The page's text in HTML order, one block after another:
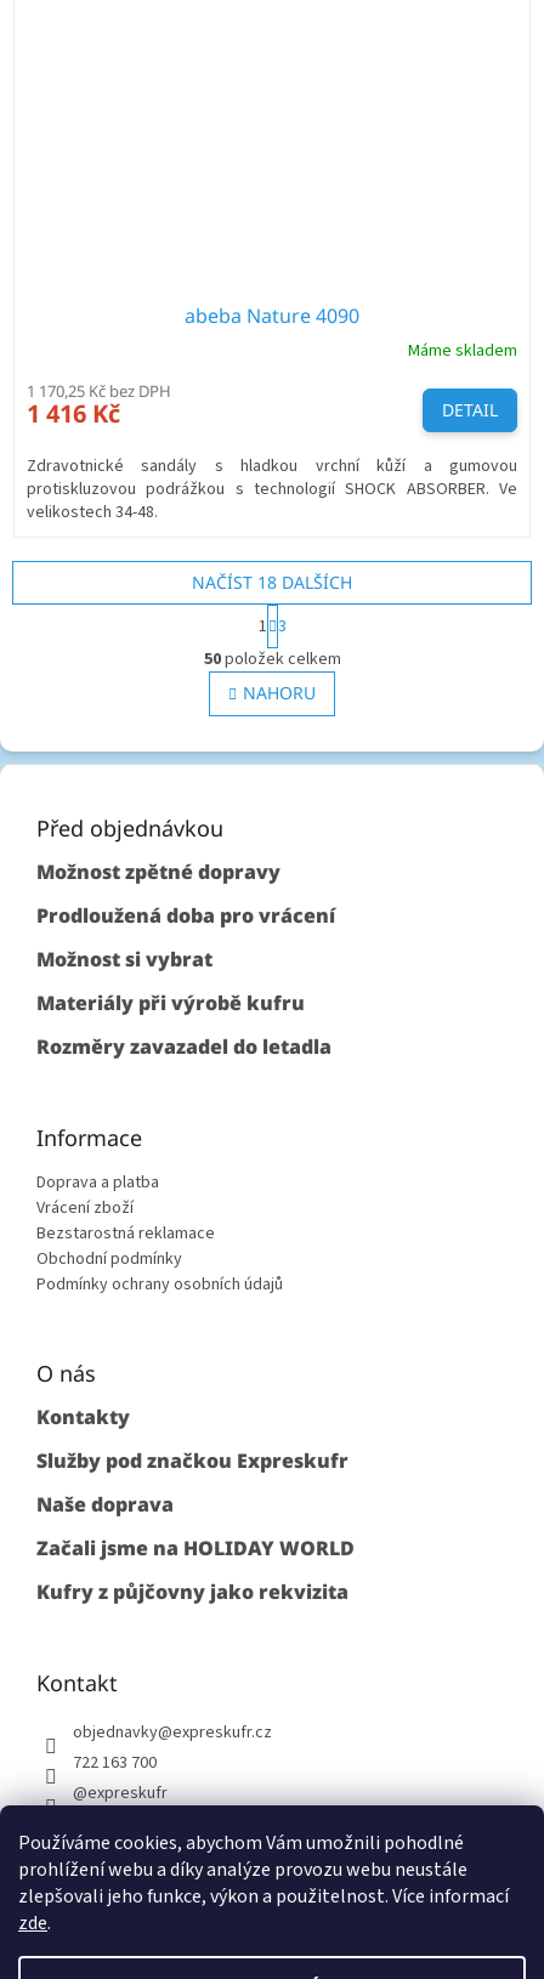
Používáme cookies, abychom Vám umožnili pohodlné
prohlížení webu a díky analýze provozu webu neustále
zlepšovali jeho funkce, výkon a použitelnost. Více informací
zde.
abeba Nature 4090
Máme skladem
1 170,25 Kč bez DPH
1 416 Kč DETAIL
Zdravotnické sandály s hladkou vrchní kůží a gumovou
protiskluzovou podrážkou s technologií SHOCK ABSORBER. Ve
velikostech 34-48.
O
v
l
á
a
v
y
p
i
s
u
NAČÍST 18 DALŠÍCH
S
t
r
á
n
k
v
1 3
50položek celkem
NAHORU
Z
Před objednávkou
Možnost zpětné dopravy
Prodloužená doba pro vrácení
Možnost si vybrat
Materiály při výrobě kufru
Rozměry zavazadel do letadla
Informace
Doprava a platba
Vrácení zboží
Bezstarostná reklamace
Obchodní podmínky
Podmínky ochrany osobních údajů
O nás
Kontakty
Služby pod značkou Expreskufr
Naše doprava
Začali jsme na HOLIDAY WORLD
Kufry z půjčovny jako rekvizita
Kontakt
objednavky@expreskufr.cz
722 163 700
@expreskufr